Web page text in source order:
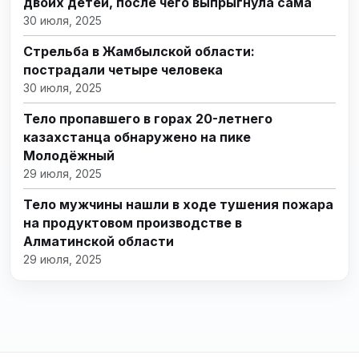
30 июля, 2025
Стрельба в Жамбылской области:
пострадали четыре человека
30 июля, 2025
Тело пропавшего в горах 20-летнего
казахстанца обнаружено на пике
Молодёжный
29 июля, 2025
Тело мужчины нашли в ходе тушения пожара
на продуктовом производстве в
Алматинской области
29 июля, 2025